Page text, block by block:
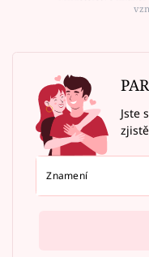
Jste